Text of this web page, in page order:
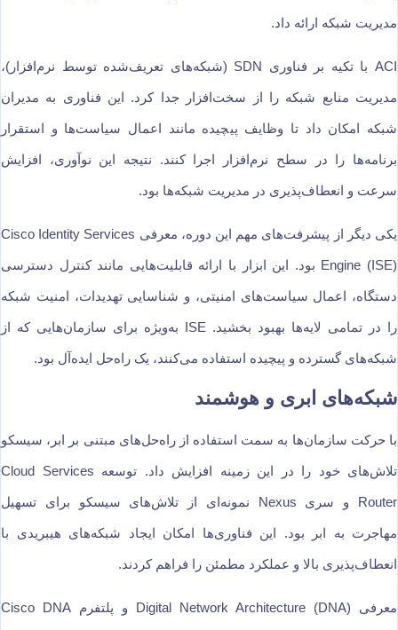
مدیریت شبکه ارائه داد.
ACI با تکیه بر فناوری SDN (شبکه‌های تعریف‌شده توسط نرم‌افزار)،
مدیریت منابع شبکه را از سخت‌افزار جدا کرد. این فناوری به مدیران
شبکه امکان داد تا وظایف پیچیده مانند اعمال سیاست‌ها و استقرار
برنامه‌ها را در سطح نرم‌افزار اجرا کنند. نتیجه این نوآوری، افزایش
سرعت و انعطاف‌پذیری در مدیریت شبکه‌ها بود.
یکی دیگر از پیشرفت‌های مهم این دوره، معرفی Cisco Identity Services
Engine (ISE) بود. این ابزار با ارائه قابلیت‌هایی مانند کنترل دسترسی
دستگاه، اعمال سیاست‌های امنیتی، و شناسایی تهدیدات، امنیت شبکه
را در تمامی لایه‌ها بهبود بخشید. ISE به‌ویژه برای سازمان‌هایی که از
شبکه‌های گسترده و پیچیده استفاده می‌کنند، یک راه‌حل ایده‌آل بود.
شبکه‌های ابری و هوشمند
با حرکت سازمان‌ها به سمت استفاده از راه‌حل‌های مبتنی بر ابر، سیسکو
تلاش‌های خود را در این زمینه افزایش داد. توسعه Cloud Services
Router و سری Nexus نمونه‌ای از تلاش‌های سیسکو برای تسهیل
مهاجرت به ابر بود. این فناوری‌ها امکان ایجاد شبکه‌های هیبریدی با
انعطاف‌پذیری بالا و عملکرد مطمئن را فراهم کردند.
معرفی Digital Network Architecture (DNA) و پلتفرم Cisco DNA